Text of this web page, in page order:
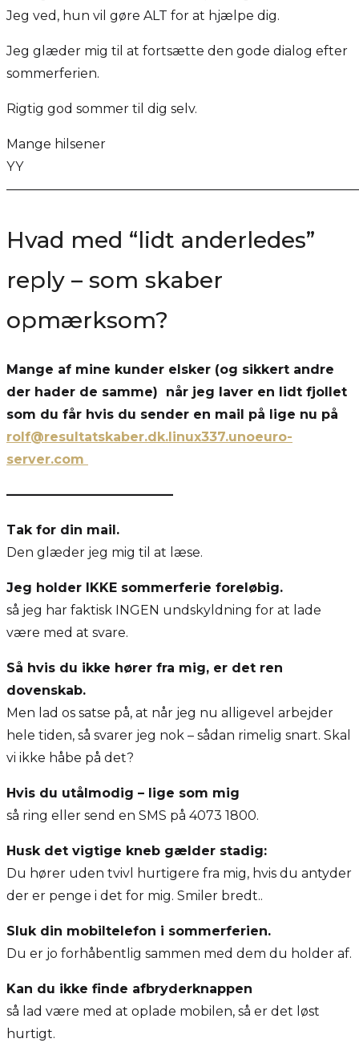
Jeg ved, hun vil gøre ALT for at hjælpe dig.
Jeg glæder mig til at fortsætte den gode dialog efter
sommerferien.
Rigtig god sommer til dig selv.
Mange hilsener
YY
Hvad med “lidt anderledes”
reply – som skaber
opmærksom?
Mange af mine kunder elsker (og sikkert andre
der hader de samme) når jeg laver en lidt fjollet
som du får hvis du sender en mail på lige nu på
rolf@resultatskaber.dk.linux337.unoeuro-
server.com
—————————————
Tak for din mail.
Den glæder jeg mig til at læse.
Jeg holder IKKE sommerferie foreløbig.
så jeg har faktisk INGEN undskyldning for at lade
være med at svare.
Så hvis du ikke hører fra mig, er det ren
dovenskab.
Men lad os satse på, at når jeg nu alligevel arbejder
hele tiden, så svarer jeg nok – sådan rimelig snart. Skal
vi ikke håbe på det?
Hvis du utålmodig – lige som mig
så ring eller send en SMS på 4073 1800.
Husk det vigtige kneb gælder stadig:
Du hører uden tvivl hurtigere fra mig, hvis du antyder
der er penge i det for mig. Smiler bredt..
Sluk din mobiltelefon i sommerferien.
Du er jo forhåbentlig sammen med dem du holder af.
Kan du ikke finde afbryderknappen
så lad være med at oplade mobilen, så er det løst
hurtigt.